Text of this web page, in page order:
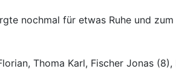
nochmal für etwas Ruhe und
Thoma Karl, Fischer Jonas